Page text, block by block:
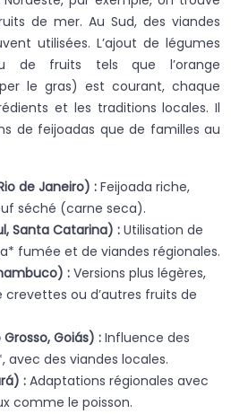
de mer. Au Sud, des viandes
utilisées. L’ajout de légumes
de fruits tels que l’orange
le gras) est courant, chaque
et les traditions locales. Il
de feijoadas que de familles au
de Janeiro) : Feijoada riche,
séché (carne seca).
Santa Catarina) : Utilisation de
fumée et de viandes régionales.
: Versions plus légères,
ou d’autres fruits de
Goiás) : Influence des
avec des viandes locales.
: Adaptations régionales avec
comme le poisson.